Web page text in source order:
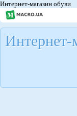
Интернет-магазин обуви
Интернет-